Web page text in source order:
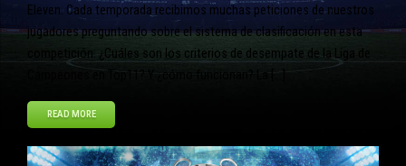
Eleven. Cada temporada recibimos muchas peticiones de nuestros
jugadores preguntando sobre el sistema de clasificación en esta
competición. ¿Cuáles son los criterios de desempate de la Liga de
Campeones en Top11? Y ¿cómo funcionan? La […]
READ MORE